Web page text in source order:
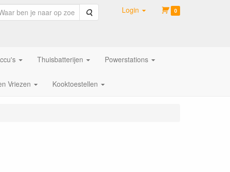
Zoeken Login 0
Thuisbatterijen Powerstations
Vriezen Kooktoestellen